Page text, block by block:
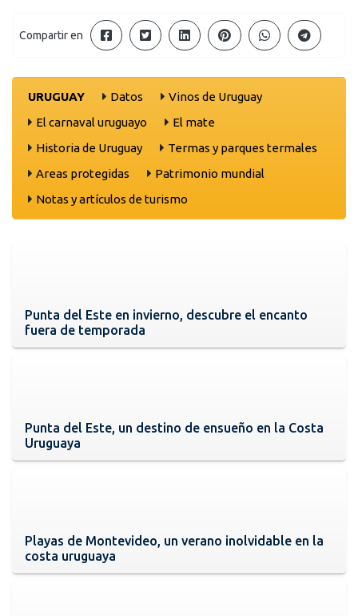
Compartir en
URUGUAY Datos
Vinos de Uruguay
El carnaval uruguayo
El mate
Historia de Uruguay
Termas y parques termales
Areas protegidas
Patrimonio mundial
Notas y artículos de turismo
Punta del Este en invierno, descubre el encanto
fuera de temporada
Punta del Este, un destino de ensueño en la Costa
Uruguaya
Playas de Montevideo, un verano inolvidable en la
costa uruguaya